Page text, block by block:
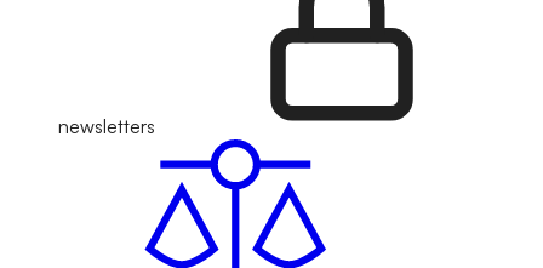
newsletters